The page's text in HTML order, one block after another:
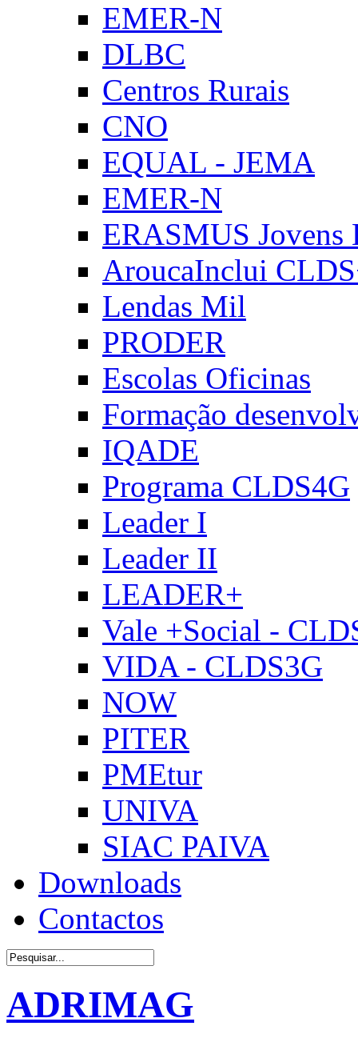
EMER-N
DLBC
Centros Rurais
CNO
EQUAL - JEMA
EMER-N
ERASMUS Jovens
AroucaInclui
Lendas Mil
PRODER
Escolas Oficinas
Formação
IQADE
Programa CLDS4G
Leader I
Leader II
LEADER+
Vale +Social -
VIDA - CLDS3G
NOW
PITER
PMEtur
UNIVA
SIAC PAIVA
Downloads
Contactos
ADRIMAG